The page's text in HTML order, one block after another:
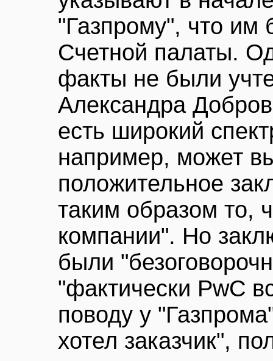
"Газпрому", что им
Счетной палаты.
факты не были
Александра
есть широкий
например, может
положительное
таким образом то,
компании". Но
были
"фактически PwC
поводу у
хотел заказчик",